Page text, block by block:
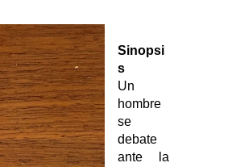
Sinopsi
s
Un
hombre
se
debate
ante la